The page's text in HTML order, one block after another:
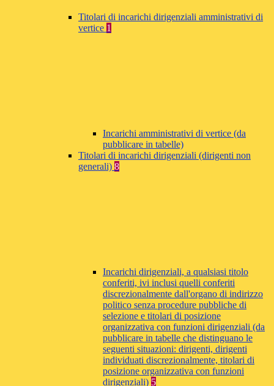
Titolari di incarichi dirigenziali amministrativi di
vertice 1
Incarichi amministrativi di vertice (da
pubblicare in tabelle)
Titolari di incarichi dirigenziali (dirigenti non
generali) 8
Incarichi dirigenziali, a qualsiasi titolo
conferiti, ivi inclusi quelli conferiti
discrezionalmente dall'organo di indirizzo
politico senza procedure pubbliche di
selezione e titolari di posizione
organizzativa con funzioni dirigenziali (da
pubblicare in tabelle che distinguano le
seguenti situazioni: dirigenti, dirigenti
individuati discrezionalmente, titolari di
posizione organizzativa con funzioni
dirigenziali) 5